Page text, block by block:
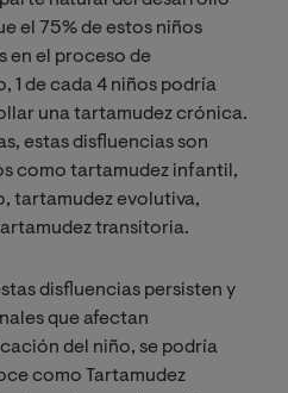
el 75% de estos niños
en el proceso de
1 de cada 4 niños podría
una tartamudez crónica.
estas disfluencias son
como tartamudez infantil,
tartamudez evolutiva,
transitoria.
disfluencias persisten y
que afectan
del niño, se podría
como Tartamudez